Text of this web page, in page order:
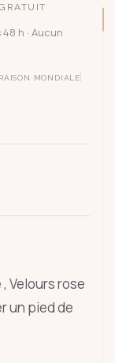
h · Aucun
MONDIALE
Velours rose
un pied de